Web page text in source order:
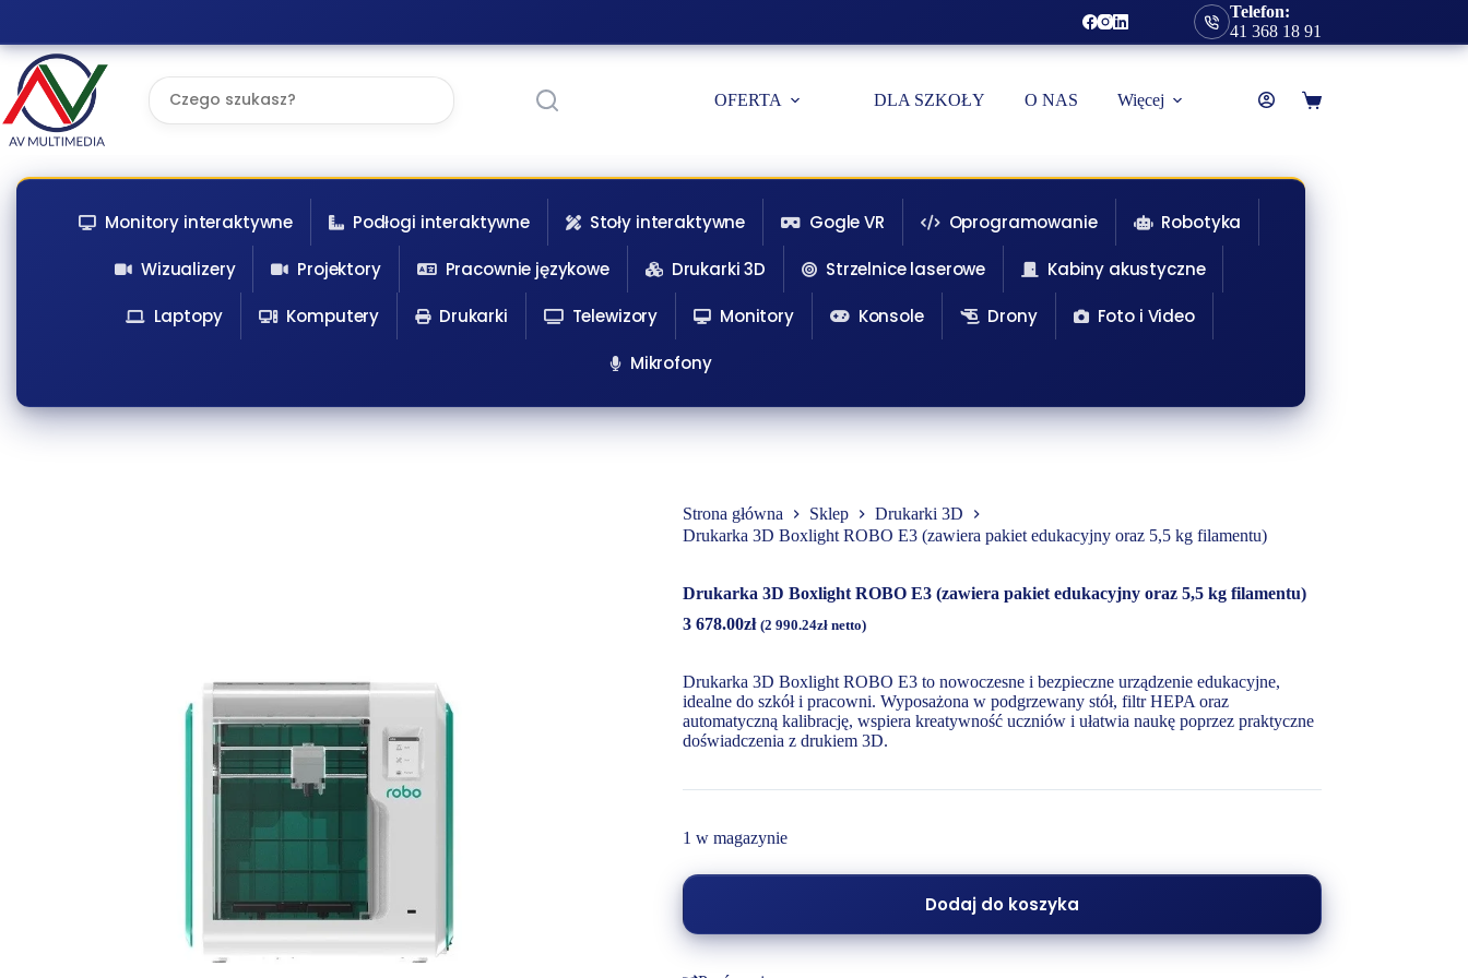
treści
Telefon:
41 368 18 91
Brak
wyników
OFERTA DLA SZKOŁY O NAS Więcej Koszyk
Monitory interaktywne Podłogi interaktywne Stoły interaktywne Gogle VR Oprogramowanie Robotyka
Wizualizery Projektory Pracownie językowe Drukarki 3D Strzelnice laserowe Kabiny akustyczne
Laptopy Komputery Drukarki Telewizory Monitory Konsole Drony Foto i Video
Mikrofony
Strona główna Sklep
Drukarki 3D
Drukarka 3D Boxlight ROBO E3 (zawiera pakiet edukacyjny oraz 5,5 kg filamentu)
Drukarka 3D Boxlight ROBO E3 (zawiera pakiet edukacyjny oraz 5,5 kg filamentu)
3 678.00zł (2 990.24złnetto)
Drukarka 3D Boxlight ROBO E3 to nowoczesne i bezpieczne urządzenie edukacyjne,
idealne do szkół i pracowni. Wyposażona w podgrzewany stół, filtr HEPA oraz
automatyczną kalibrację, wspiera kreatywność uczniów i ułatwia naukę poprzez praktyczne
doświadczenia z drukiem 3D.
1 w magazynie
Dodaj do koszyka